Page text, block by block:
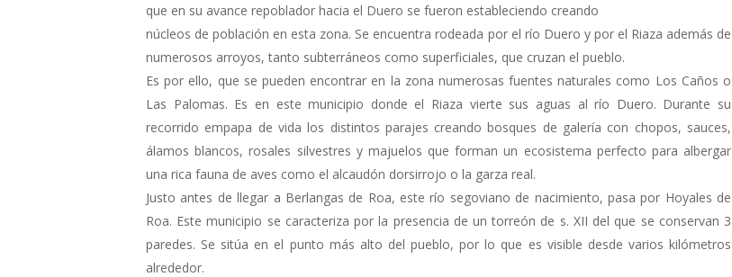
que en su avance repoblador hacia el Duero se fueron estableciendo creando
núcleos de población en esta zona. Se encuentra rodeada por el río Duero y por el Riaza además de
numerosos arroyos, tanto subterráneos como superficiales, que cruzan el pueblo.
Es por ello, que se pueden encontrar en la zona numerosas fuentes naturales como Los Caños o
Las Palomas. Es en este municipio donde el Riaza vierte sus aguas al río Duero. Durante su
recorrido empapa de vida los distintos parajes creando bosques de galería con chopos, sauces,
álamos blancos, rosales silvestres y majuelos que forman un ecosistema perfecto para albergar
una rica fauna de aves como el alcaudón dorsirrojo o la garza real.
Justo antes de llegar a Berlangas de Roa, este río segoviano de nacimiento, pasa por Hoyales de
Roa. Este municipio se caracteriza por la presencia de un torreón de s. XII del que se conservan 3
paredes. Se sitúa en el punto más alto del pueblo, por lo que es visible desde varios kilómetros
alrededor.